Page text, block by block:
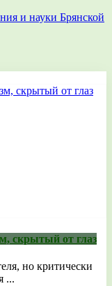
и науки Брянской
скрытый от глаз
но критически
...